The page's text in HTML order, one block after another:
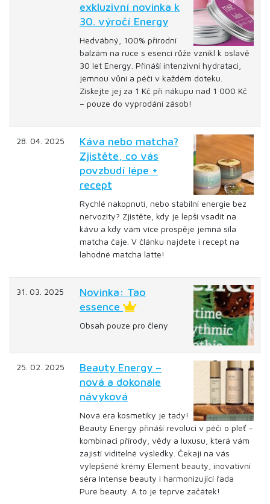
exkluzivní novinka k
30. výročí Energy
Hedvábný, 100% přírodní
balzám na ruce s esencí růže vznikl k oslavě
30 let Energy. Přináší intenzivní hydrataci,
jemnou vůni a péči v každém doteku.
Získejte jej za 1 Kč při nákupu nad 1 000 Kč
– pouze do vyprodání zásob!
28. 04. 2025
Káva nebo matcha?
Zjistěte, co vás
povzbudí lépe +
recept
Rychlé nakopnutí, nebo stabilní energie bez
nervozity? Zjistěte, kdy je lepší vsadit na
kávu a kdy vám více prospěje jemná síla
matcha čaje. V článku najdete i recept na
lahodné matcha latte!
31. 03. 2025
Novinka: Tao
essence
Obsah pouze pro členy
25. 02. 2025
Beauty Energy –
nová a dokonale
návyková
Nová éra kosmetiky je tady!
Beauty Energy přináší revoluci v péči o pleť –
kombinaci přírody, vědy a luxusu, která vám
zajistí viditelné výsledky. Čekají na vás
vylepšené krémy Element beauty, inovativní
séra Intense beauty i harmonizující řada
Pure beauty. A to je teprve začátek!